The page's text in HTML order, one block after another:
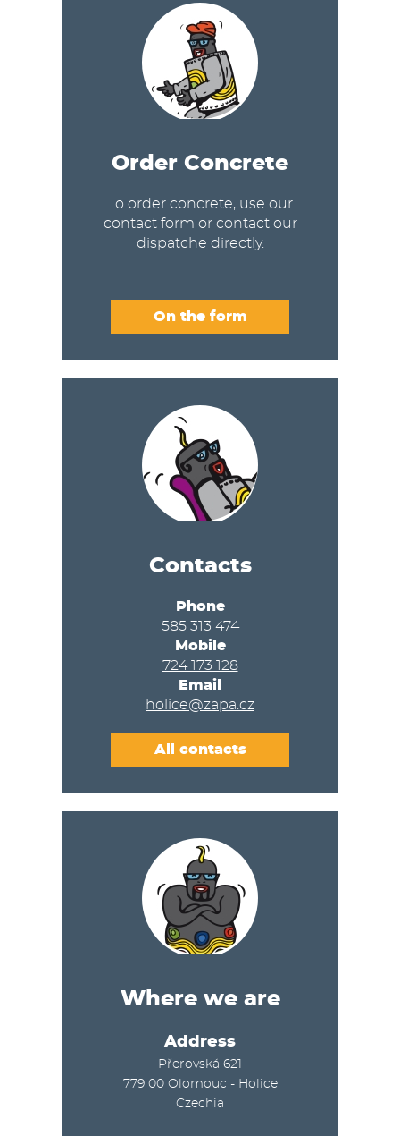
Order Concrete
To order concrete, use our
contact form or contact our
dispatche directly.
On the form
Contacts
Phone
585 313 474
Mobile
724 173 128
Email
holice@zapa.cz
All contacts
Where we are
Address
Přerovská 621
779 00 Olomouc - Holice
Czechia